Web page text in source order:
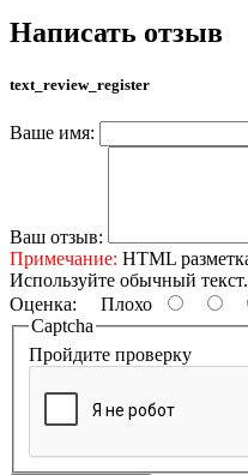
Написать отзыв
text_review_register
Ваше имя:
Ваш отзыв:
Примечание: HTML
Используйте обычный текст.
Оценка: Плохо
Captcha
Пройдите проверку